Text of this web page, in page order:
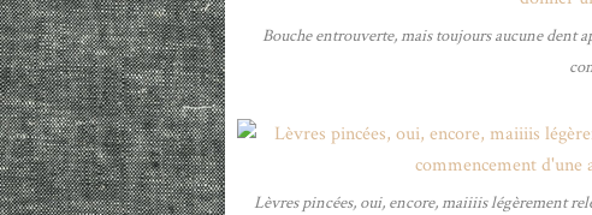
Bouche entrouverte, mais toujours aucune dent
Lèvres pincées, oui, encore, maiiiis légèrement